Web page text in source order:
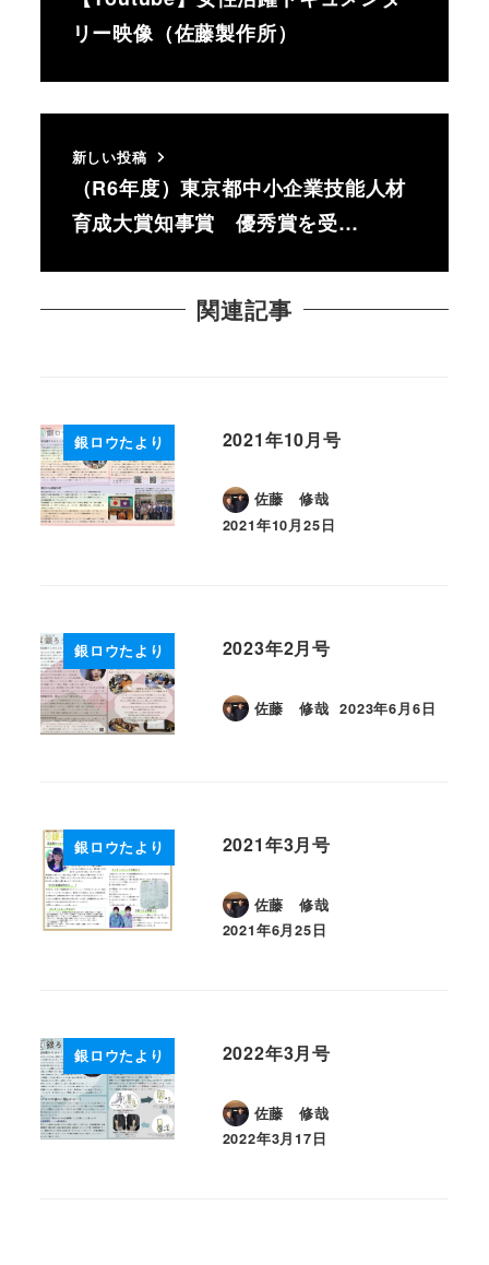
リー映像（佐藤製作所）
新しい投稿
（R6年度）東京都中小企業技能人材
育成大賞知事賞 優秀賞を受…
関連記事
銀ロウたより 2021年10月号
佐藤 修哉
投稿日
2021年10月25日
銀ロウたより 2023年2月号
佐藤 修哉
投稿日
2023年6月6日
銀ロウたより 2021年3月号
佐藤 修哉
投稿日
2021年6月25日
銀ロウたより 2022年3月号
佐藤 修哉
投稿日
2022年3月17日